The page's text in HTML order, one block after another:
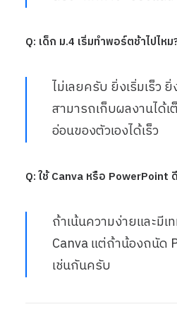
Q: เด็ก ม.4 เริ่มทำพอร์ตช้าไปไหม
ไม่เลยครับ ยิ่งเริ่มเร็ว
สามารถเก็บผลงานได้เ
อ่อนของตัวเองได้เร็ว
Q: ใช้ Canva หรือ PowerPoint
ถ้าเน้นความง่ายและมี
Canva แต่ถ้าน้องถนัด
เช่นกันครับ